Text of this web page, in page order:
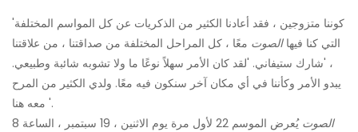
'كوننا متزوجين ، فقد أعادنا الكثير من الذكريات عن كل المواسم المختلفة
التي كنا فيهاالصوت معًا ، كل المراحل المختلفة من صداقتنا ، من علاقتنا
، 'شارك ستيفاني. 'لقد كان الأمر سهلاً نوعًا ما ولا تشوبه شائبة وطبيعي.
يبدو الأمر وكأننا في أي مكان آخر سنكون فيه معًا. ولدي الكثير من المرح
معه هنا '.
الصوت
يُعرض الموسم 22 لأول مرة يوم الاثنين ، 19 سبتمبر ، الساعة 8